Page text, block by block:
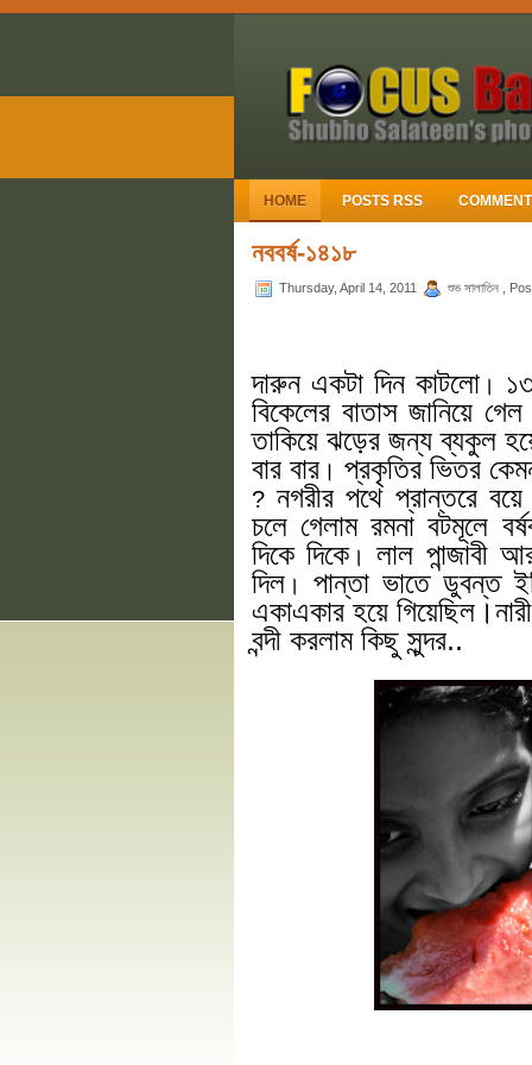
HOME POSTS RSS
নববর্ষ-১৪১৮
Thursday, April 14, 2011 শুভ সালাতিন ,
দারুন একটা দিন কাটলো ।
বিকেলের বাতাস জানিয়ে গেল
তাকিয়ে ঝড়ের জন্য ব্যকুল
বার বার । প্রকৃতির ভিতর
? নগরীর পথে প্রান্তরে
চলে গেলাম রমনা বটমূলে
দিকে দিকে।
লাল পান্জাবী
দিল ।
পান্তা ভাতে ডুবন্ত
একাএকার হয়ে গিয়েছিল ।
বন্দী করলাম কিছু সুন্দর..